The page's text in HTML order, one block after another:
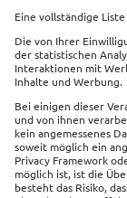
Beliebte
Service
Links
Impressum
Cookie